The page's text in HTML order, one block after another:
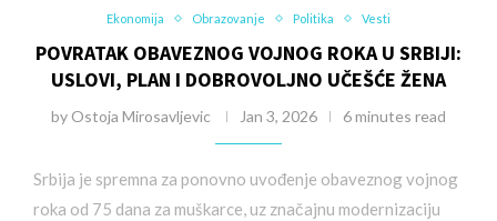
Ekonomija Obrazovanje Politika Vesti
POVRATAK OBAVEZNOG VOJNOG ROKA U SRBIJI:
USLOVI, PLAN I DOBROVOLJNO UČEŠĆE ŽENA
by Ostoja Mirosavljevic Jan 3, 2026 6 minutes read
Srbija je spremna za ponovno uvođenje obaveznog vojnog
roka od 75 dana za muškarce, uz značajnu modernizaciju